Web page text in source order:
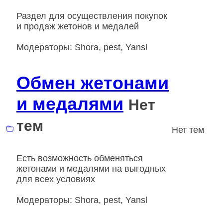
Раздел для осуществления покупок
и продаж жетонов и медалей
Модераторы: Shora, pest, Yansl
Обмен жетонами
и медалями Нет
тем
Есть возможность обменяться
жетонами и медалями на выгодных
для всех условиях
Модераторы: Shora, pest, Yansl
Нет тем